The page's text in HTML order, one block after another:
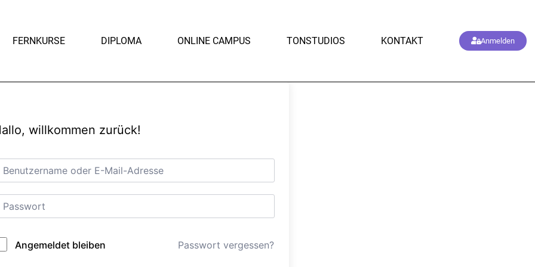
FERNKURSE DIPLOMA ONLINE CAMPUS TONSTUDIOS KONTAKT Anmelden
willkommen zurück!
Angemeldet bleiben Passwort vergessen?